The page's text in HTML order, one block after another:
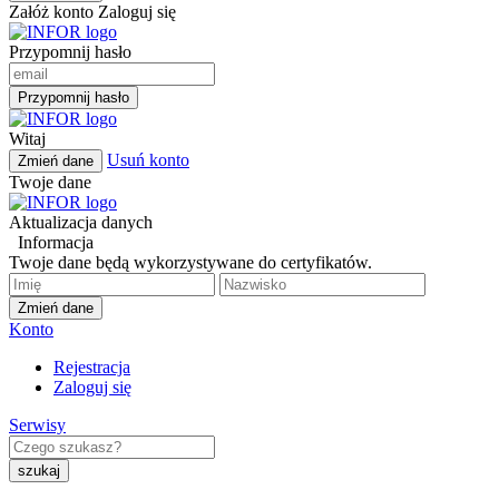
Załóż konto Zaloguj się
Przypomnij hasło
Przypomnij hasło
Witaj
Zmień dane
Usuń konto
Twoje dane
Aktualizacja danych
Informacja
Twoje dane będą wykorzystywane do certyfikatów.
Zmień dane
Konto
Rejestracja
Zaloguj się
Serwisy